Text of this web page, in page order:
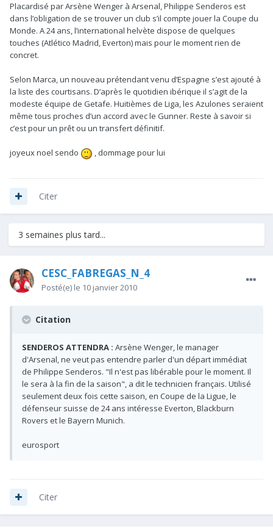
Placardisé par Arsène Wenger à Arsenal, Philippe Senderos est
dans l’obligation de se trouver un club s’il compte jouer la Coupe du
Monde. A 24 ans, l’international helvète dispose de quelques
touches (Atlético Madrid, Everton) mais pour le moment rien de
concret.
Selon Marca, un nouveau prétendant venu d’Espagne s’est ajouté à
la liste des courtisans. D’après le quotidien ibérique il s’agit de la
modeste équipe de Getafe. Huitièmes de Liga, les Azulones seraient
même tous proches d’un accord avec le Gunner. Reste à savoir si
c’est pour un prêt ou un transfert définitif.
joyeux noel sendo , dommage pour lui
Citer
3 semaines plus tard...
CESC_FABREGAS_N_4
Posté(e) le 10 janvier 2010
Citation
SENDEROS ATTENDRA : Arsène Wenger, le manager
d'Arsenal, ne veut pas entendre parler d'un départ immédiat
de Philippe Senderos. "Il n'est pas libérable pour le moment. Il
le sera à la fin de la saison", a dit le technicien français. Utilisé
seulement deux fois cette saison, en Coupe de la Ligue, le
défenseur suisse de 24 ans intéresse Everton, Blackburn
Rovers et le Bayern Munich.
eurosport
Citer